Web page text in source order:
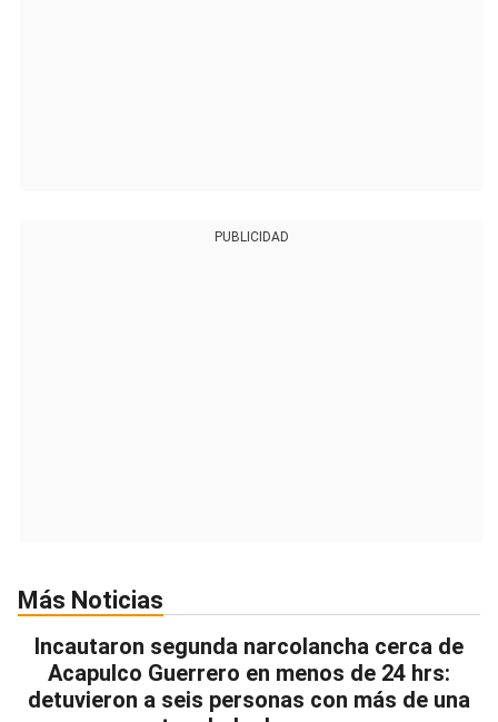
PUBLICIDAD
Más Noticias
Incautaron segunda narcolancha cerca de
Acapulco Guerrero en menos de 24 hrs:
detuvieron a seis personas con más de una